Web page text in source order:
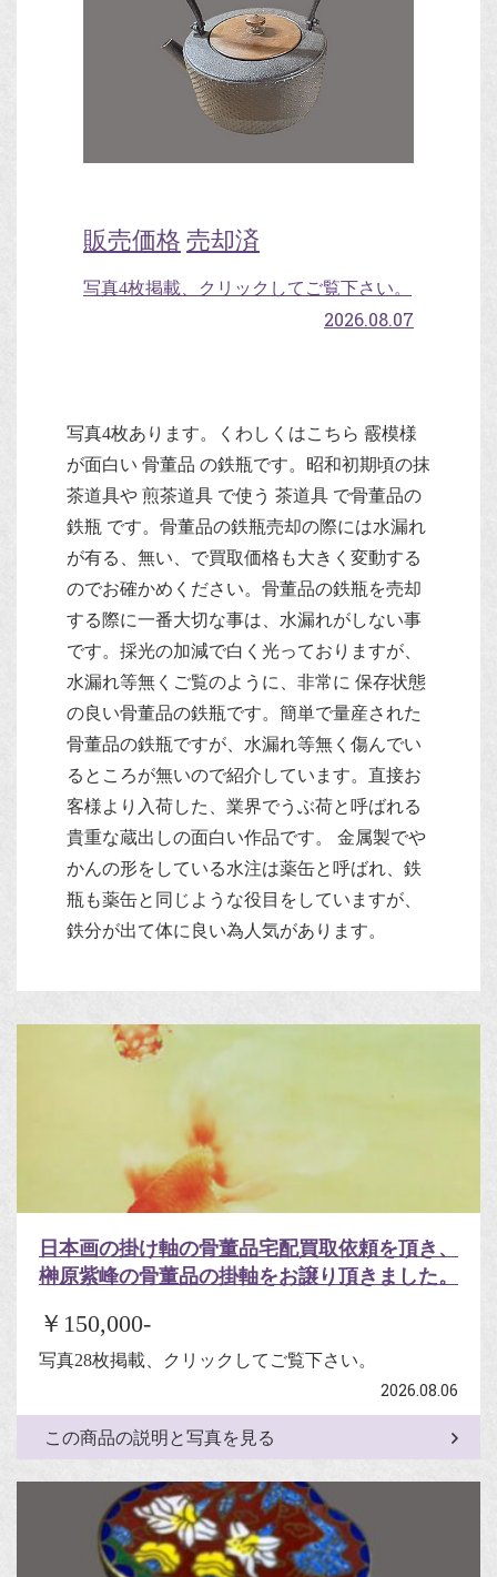
販売価格 売却済
写真4枚掲載、クリックしてご覧下さい。
2026.08.07
写真4枚あります。くわしくはこちら 霰模様
が面白い 骨董品 の鉄瓶です。昭和初期頃の抹
茶道具や 煎茶道具 で使う 茶道具 で骨董品の
鉄瓶 です。骨董品の鉄瓶売却の際には水漏れ
が有る、無い、で買取価格も大きく変動する
のでお確かめください。骨董品の鉄瓶を売却
する際に一番大切な事は、水漏れがしない事
です。採光の加減で白く光っておりますが、
水漏れ等無くご覧のように、非常に 保存状態
の良い骨董品の鉄瓶です。簡単で量産された
骨董品の鉄瓶ですが、水漏れ等無く傷んでい
るところが無いので紹介しています。直接お
客様より入荷した、業界でうぶ荷と呼ばれる
貴重な蔵出しの面白い作品です。 金属製でや
かんの形をしている水注は薬缶と呼ばれ、鉄
瓶も薬缶と同じような役目をしていますが、
鉄分が出て体に良い為人気があります。
日本画の掛け軸の骨董品宅配買取依頼を頂き、
榊原紫峰の骨董品の掛軸をお譲り頂きました。
￥150,000-
写真28枚掲載、クリックしてご覧下さい。
2026.08.06
この商品の説明と写真を見る